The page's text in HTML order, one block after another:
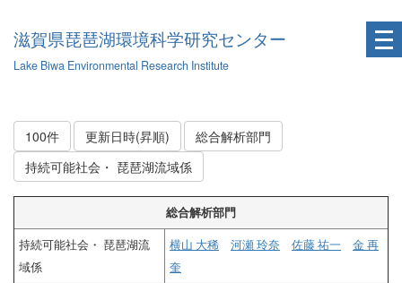
滋賀県琵琶湖環境科学研究センター
Lake Biwa Environmental Research Institute
100件 更新日時(昇順)
総合解析部門
持続可能社会・ 琵琶湖流域係
総合解析部門
持続可能社会・ 琵琶湖流
域係
横山 大稀 河瀬 玲奈 佐藤 祐一
金 再
奎